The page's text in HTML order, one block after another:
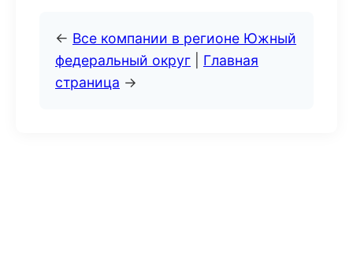
← Все компании в регионе Южный
федеральный округ
Главная
страница →